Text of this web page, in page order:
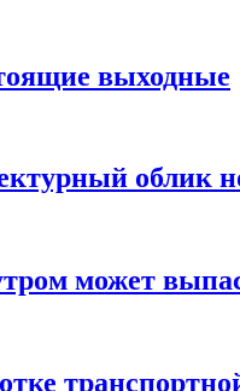
выходные
облик
может